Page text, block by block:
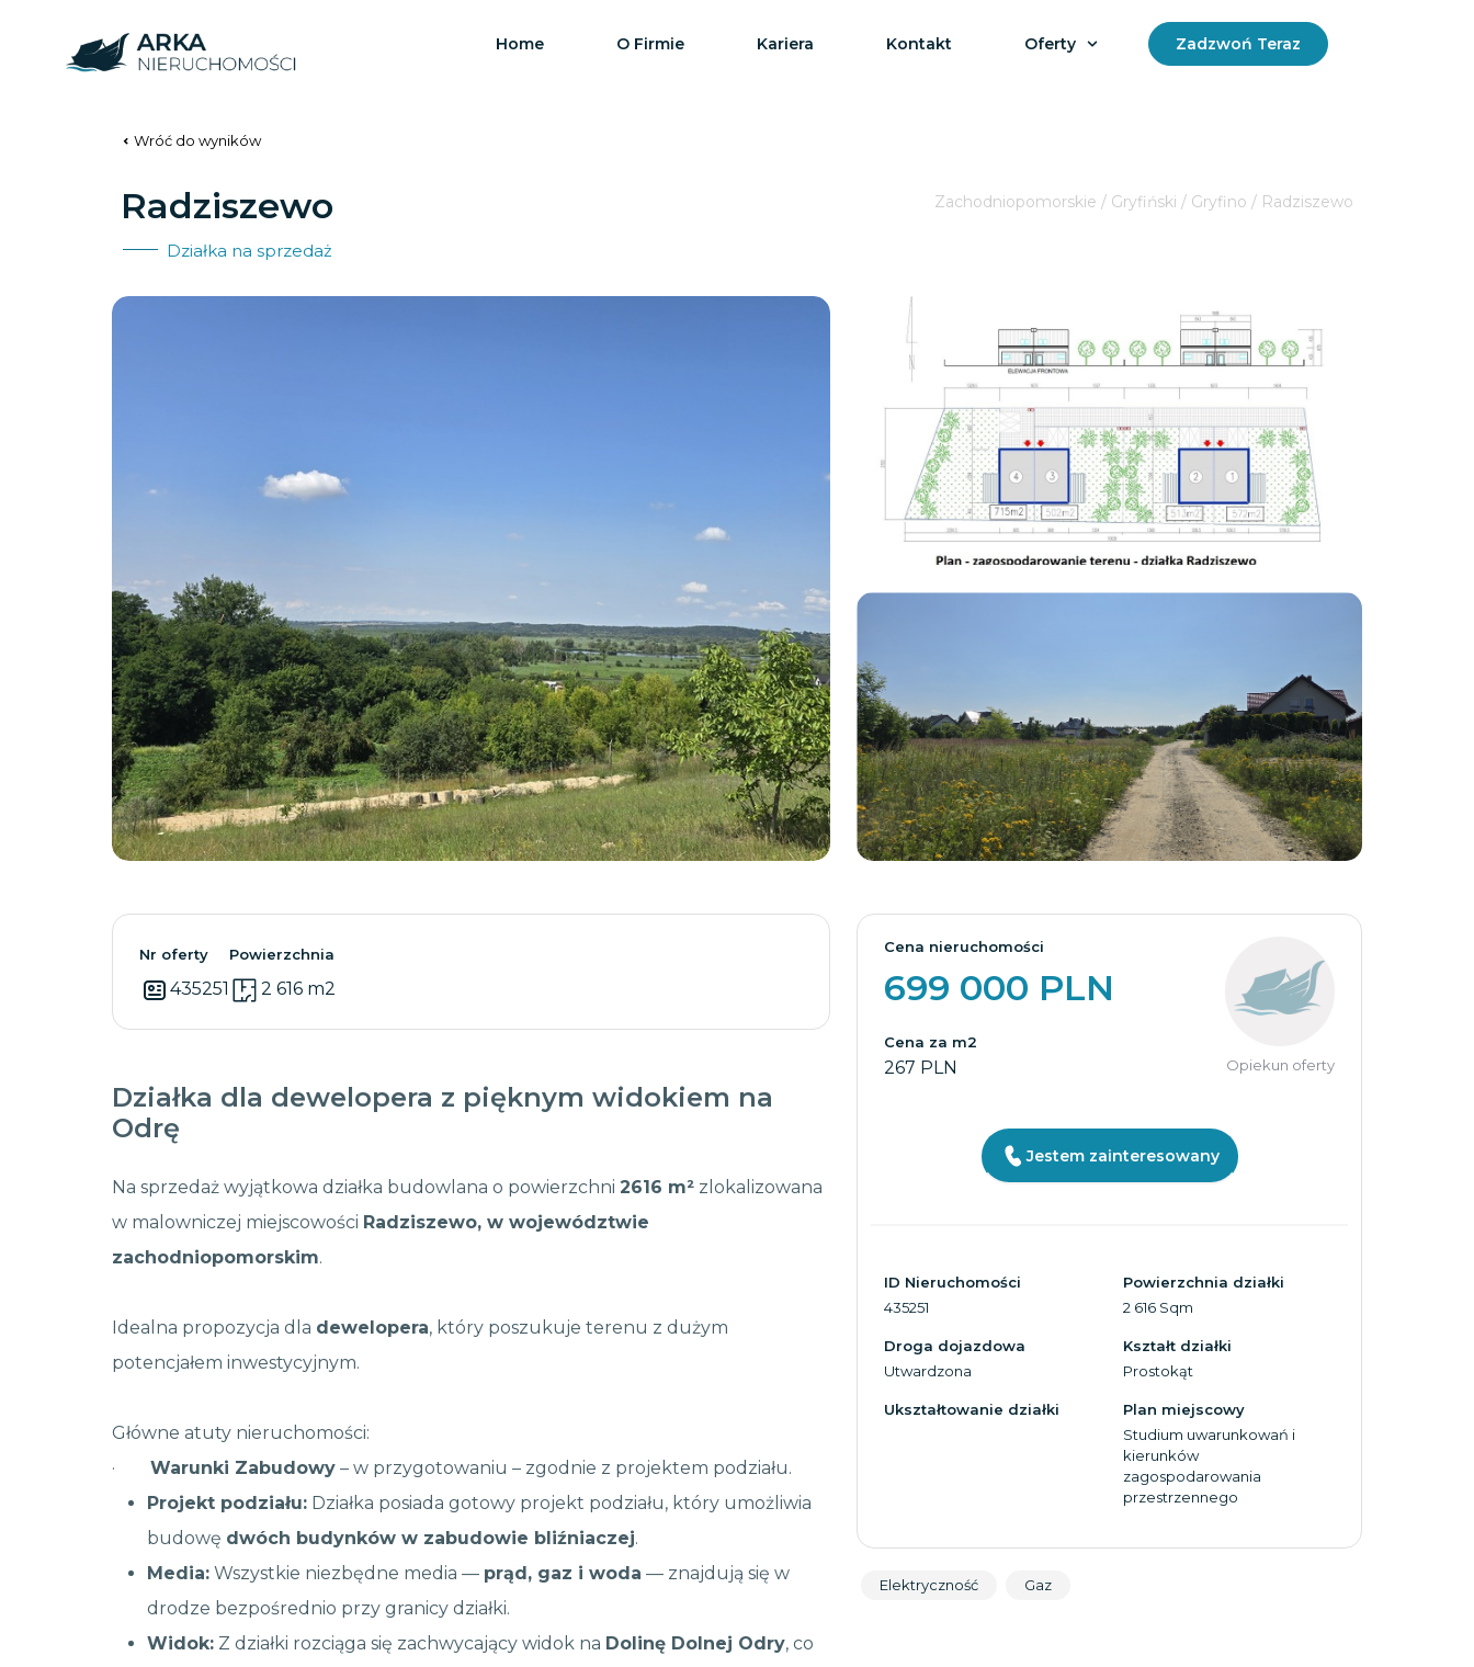
Home O Firmie Kariera Kontakt Oferty Zadzwoń Teraz
Wróć do wyników
Radziszewo
Działka na sprzedaż
Zachodniopomorskie / Gryfiński / Gryfino / Radziszewo
Zobacz wszystkie
Nr oferty
435251
Powierzchnia
2 616 m2
Działka dla dewelopera z pięknym widokiem na
Odrę
Na sprzedaż wyjątkowa działka budowlana o powierzchni 2616 m² zlokalizowana
w malowniczej miejscowości Radziszewo, w województwie
zachodniopomorskim.
Idealna propozycja dla dewelopera, który poszukuje terenu z dużym
potencjałem inwestycyjnym.
Główne atuty nieruchomości:
· Warunki Zabudowy – w przygotowaniu – zgodnie z projektem podziału.
Projekt podziału: Działka posiada gotowy projekt podziału, który umożliwia
budowę dwóch budynków w zabudowie bliźniaczej.
Media: Wszystkie niezbędne media — prąd, gaz i woda — znajdują się w
drodze bezpośrednio przy granicy działki.
Widok: Z działki rozciąga się zachwycający widok na Dolinę Dolnej Odry, co
Cena nieruchomości
699 000 PLN
Cena za m2
267 PLN Opiekun oferty
Jestem zainteresowany
ID Nieruchomości
435251
Powierzchnia działki
2 616 Sqm
Droga dojazdowa
Utwardzona
Kształt działki
Prostokąt
Ukształtowanie działki
Plan miejscowy
Studium uwarunkowań i
kierunków
zagospodarowania
przestrzennego
Elektryczność Gaz